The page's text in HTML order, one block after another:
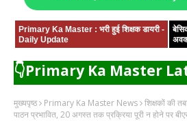
Primary Ka Master : भरी हुई शिक्षक डायरी -
Daily Update
👇Primary Ka Master
मुख्यपृष्ठ Primary Ka Master News शिक्षकों की
पाठन प्रभावित, 20 अगस्त तक प्रक्रिया पूरी न होने पर